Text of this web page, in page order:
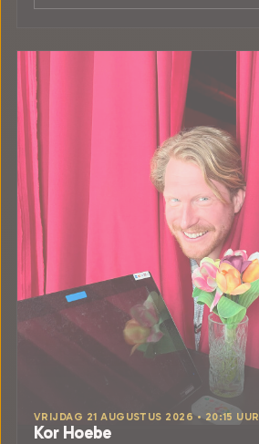
VRIJDAG 21 AUGUSTUS 2026 • 20:15 UUR
Kor Hoebe